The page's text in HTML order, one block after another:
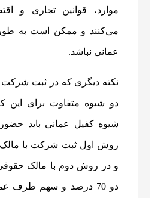
موارد، قوانین تجاری و
می‌کنند و ممکن است به
عمانی نباشد.
نکته دیگری که در ثبت شرکت
دو شیوه متفاوت برای این
شیوه کفیل عمانی باید حضور
روش اول ثبت شرکت با مالک
و در روش دوم با مالک